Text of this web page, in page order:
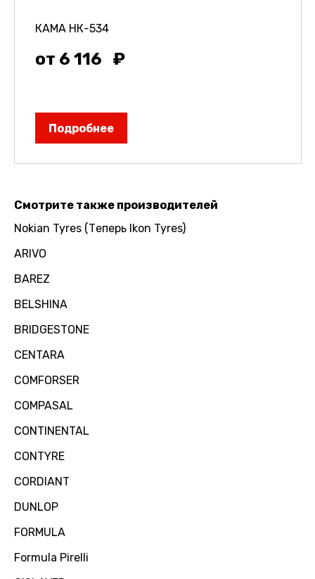
КАМА НК-534
от 6 116
Подробнее
Смотрите также производителей
Nokian Tyres (Теперь Ikon Tyres)
ARIVO
BAREZ
BELSHINA
BRIDGESTONE
CENTARA
COMFORSER
COMPASAL
CONTINENTAL
CONTYRE
CORDIANT
DUNLOP
FORMULA
Formula Pirelli